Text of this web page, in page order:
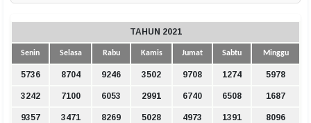
TAHUN 2021
Senin Selasa Rabu Kamis Jumat Sabtu Minggu
5736 8704 9246 3502 9708 1274 5978
3242 7100 6053 2991 6740 6508 1687
9357 3471 8269 5028 4973 1391 8096